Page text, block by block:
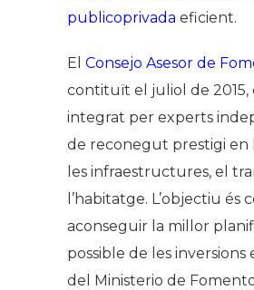
publicoprivada eficient.
El Consejo Asesor de
contituït el juliol de 2015,
integrat per experts
de reconegut prestigi en
les infraestructures, el
l’habitatge. L’objectiu és
aconseguir la millor
possible de les inversions
del Ministerio de